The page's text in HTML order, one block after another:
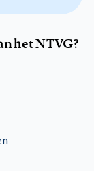
het NTVG?